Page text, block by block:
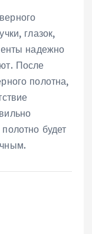
глазок,
надежно
После
полотна,
будет